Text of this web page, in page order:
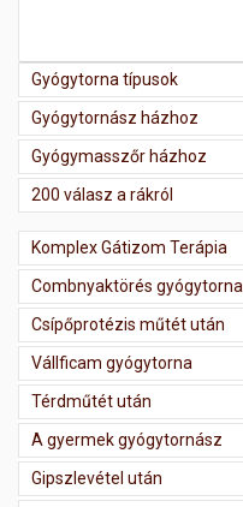
Gyógytorna típusok
Gyógytornász házhoz
Gyógymasszőr házhoz
200 válasz a rákról
Komplex Gátizom Terápia
Combnyaktörés gyógytorna
Csípőprotézis műtét után
Vállficam gyógytorna
Térdműtét után
A gyermek gyógytornász
Gipszlevétel után